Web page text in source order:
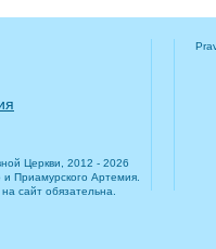
Церкви, 2012 - 2026
Приамурского Артемия.
сайт обязательна.